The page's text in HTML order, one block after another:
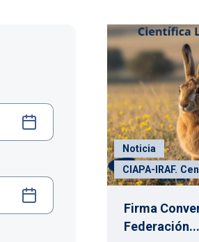
Noticia
CIAPA-IRAF.
Investigación
Firma
Federación...